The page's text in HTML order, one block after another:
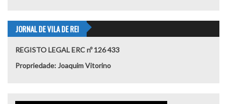
JORNAL DE VILA DE REI
REGISTO LEGAL ERC nº 126 433
Propriedade: Joaquim Vitorino